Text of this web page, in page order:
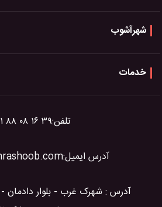
تلفن:۰۲۱ ۸۸ ۰۸ ۱۶
آدرس ایمیل:
آدرس : شهرک غرب - بلوار دادمان -
شهرآشوب
خدمات